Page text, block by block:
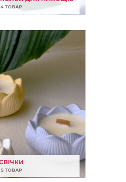
4 ТОВАР
5 ТОВАР